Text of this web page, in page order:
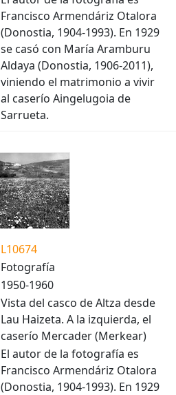
Francisco Armendáriz Otalora
(Donostia, 1904-1993). En 1929
se casó con María Aramburu
Aldaya (Donostia, 1906-2011),
viniendo el matrimonio a vivir
al caserío Aingelugoia de
Sarrueta.
L10674
Fotografía
1950-1960
Vista del casco de Altza desde
Lau Haizeta. A la izquierda, el
caserío Mercader (Merkear)
El autor de la fotografía es
Francisco Armendáriz Otalora
(Donostia, 1904-1993). En 1929